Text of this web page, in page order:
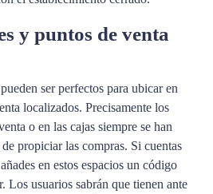
y puntos de venta
ser perfectos para ubicar en
localizados. Precisamente los
o en las cajas siempre se han
propiciar las compras. Si cuentas
en estos espacios un código
Los usuarios sabrán que tienen ante